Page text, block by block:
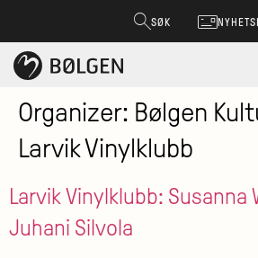
SØK
Organizer: Bølgen
Larvik Vinylklubb
Larvik Vinylklubb: Susanna
Juhani Silvola